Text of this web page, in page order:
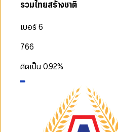
รวมไทยสร้างชาติ
เบอร์ 6
766
คิดเป็น0.92%